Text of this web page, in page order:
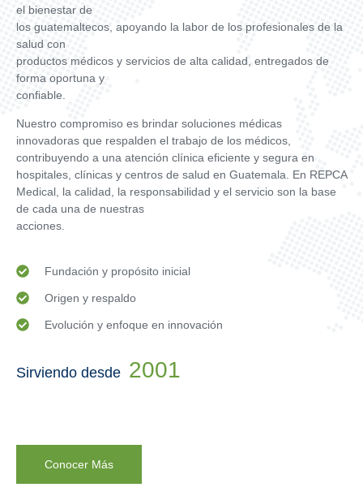
el bienestar de
los guatemaltecos, apoyando la labor de los profesionales de la
salud con
productos médicos y servicios de alta calidad, entregados de
forma oportuna y
confiable.
Nuestro compromiso es brindar soluciones médicas
innovadoras que respalden el trabajo de los médicos,
contribuyendo a una atención clínica eficiente y segura en
hospitales, clínicas y centros de salud en Guatemala. En REPCA
Medical, la calidad, la responsabilidad y el servicio son la base
de cada una de nuestras
acciones.
Fundación y propósito inicial
Origen y respaldo
Evolución y enfoque en innovación
Sirviendo desde 2001
Conocer Más